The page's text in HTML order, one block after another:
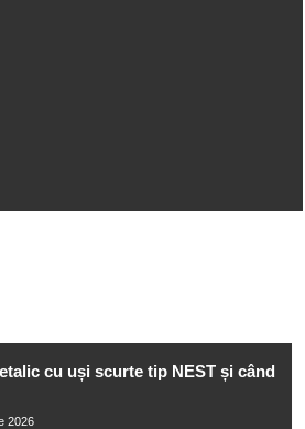
cu uși scurte tip NEST și când
2026